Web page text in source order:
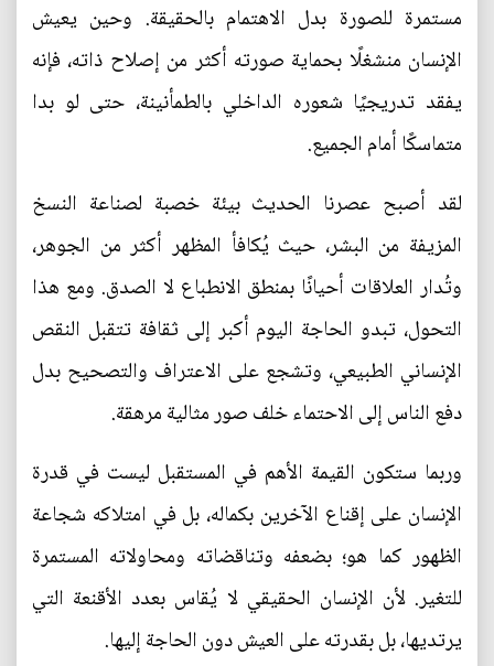
مستمرة للصورة بدل الاهتمام بالحقيقة. وحين يعيش
الإنسان منشغلًا بحماية صورته أكثر من إصلاح ذاته، فإنه
يفقد تدريجيًا شعوره الداخلي بالطمأنينة، حتى لو بدا
متماسكًا أمام الجميع.
لقد أصبح عصرنا الحديث بيئة خصبة لصناعة النسخ
المزيفة من البشر، حيث يُكافأ المظهر أكثر من الجوهر،
وتُدار العلاقات أحيانًا بمنطق الانطباع لا الصدق. ومع هذا
التحول، تبدو الحاجة اليوم أكبر إلى ثقافة تتقبل النقص
الإنساني الطبيعي، وتشجع على الاعتراف والتصحيح بدل
دفع الناس إلى الاحتماء خلف صور مثالية مرهقة.
وربما ستكون القيمة الأهم في المستقبل ليست في قدرة
الإنسان على إقناع الآخرين بكماله، بل في امتلاكه شجاعة
الظهور كما هو؛ بضعفه وتناقضاته ومحاولاته المستمرة
للتغير. لأن الإنسان الحقيقي لا يُقاس بعدد الأقنعة التي
يرتديها، بل بقدرته على العيش دون الحاجة إليها.